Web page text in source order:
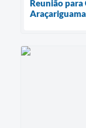
Reunião para
Araçariguama